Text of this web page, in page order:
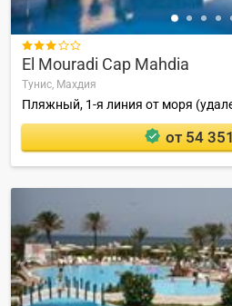

El Mouradi Cap Mahdia
Тунис, Махдия
Пляжный, 1-я линия от моря
от 54